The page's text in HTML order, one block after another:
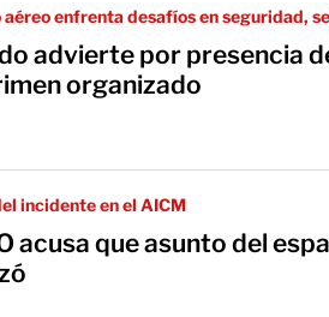
aéreo enfrenta desafíos en seguridad,
advierte por presencia
organizado
incidente en el AICM
acusa que asunto del